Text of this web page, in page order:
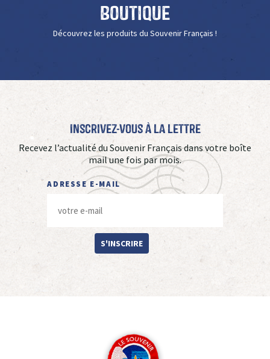
Boutique
Découvrez les produits du Souvenir Français !
Inscrivez-vous à La Lettre
Recevez l’actualité du Souvenir Français dans votre boîte
mail une fois par mois.
ADRESSE E-MAIL
S'INSCRIRE